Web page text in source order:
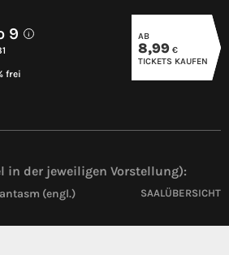
9 i
frei
AB
8,99 €
TICKETS KAUFEN
in der jeweiligen Vorstellung):
(engl.) SAALÜBERSICHT